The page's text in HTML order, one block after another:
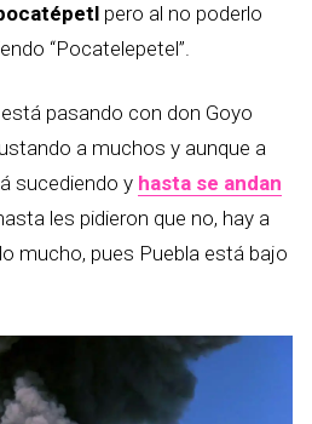
pero al no poderlo
“Pocatelepetel”.
pasando con don Goyo
a muchos y aunque a
sucediendo y hasta se andan
les pidieron que no, hay a
mucho, pues Puebla está bajo